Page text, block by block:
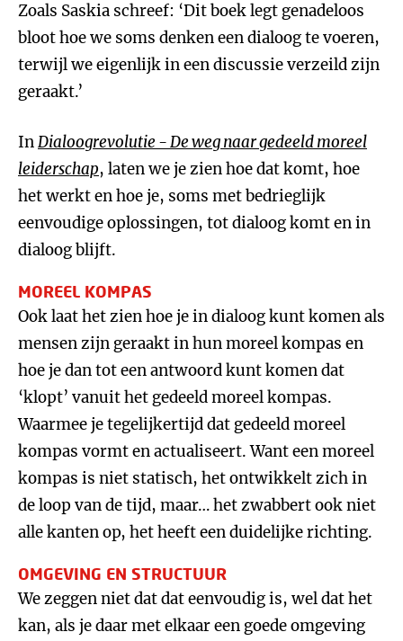
Zoals Saskia schreef: ‘Dit boek legt genadeloos
bloot hoe we soms denken een dialoog te voeren,
terwijl we eigenlijk in een discussie verzeild zijn
geraakt.’
InDialoogrevolutie - De weg naar gedeeld moreel
leiderschap, laten we je zien hoe dat komt, hoe
het werkt en hoe je, soms met bedrieglijk
eenvoudige oplossingen, tot dialoog komt en in
dialoog blijft.
MOREEL KOMPAS
Ook laat het zien hoe je in dialoog kunt komen als
mensen zijn geraakt in hun moreel kompas en
hoe je dan tot een antwoord kunt komen dat
‘klopt’ vanuit het gedeeld moreel kompas.
Waarmee je tegelijkertijd dat gedeeld moreel
kompas vormt en actualiseert. Want een moreel
kompas is niet statisch, het ontwikkelt zich in
de loop van de tijd, maar… het zwabbert ook niet
alle kanten op, het heeft een duidelijke richting.
OMGEVING EN STRUCTUUR
We zeggen niet dat dat eenvoudig is, wel dat het
kan, als je daar met elkaar een goede omgeving